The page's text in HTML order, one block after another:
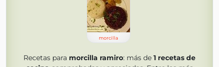
morcilla
Recetas para morcilla ramiro: más de 1 recetas de